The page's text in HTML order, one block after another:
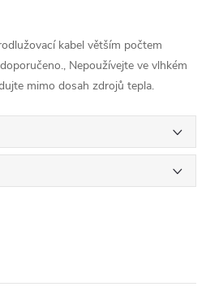
kabel větším počtem
Nepoužívejte ve vlhkém
mimo dosah zdrojů tepla.